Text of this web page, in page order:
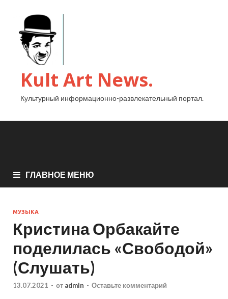
Kult Art News.
Культурный информационно-развлекательный портал.
ГЛАВНОЕ МЕНЮ
МУЗЫКА
Кристина Орбакайте
поделилась «Свободой»
(Слушать)
13.07.2021 - от admin - Оставьте комментарий